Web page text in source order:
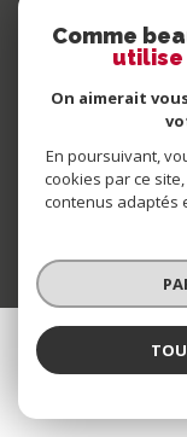
© 2026 | TOUS
Comme
utilise
On aimerait
En poursuivant,
cookies par ce
contenus adaptés